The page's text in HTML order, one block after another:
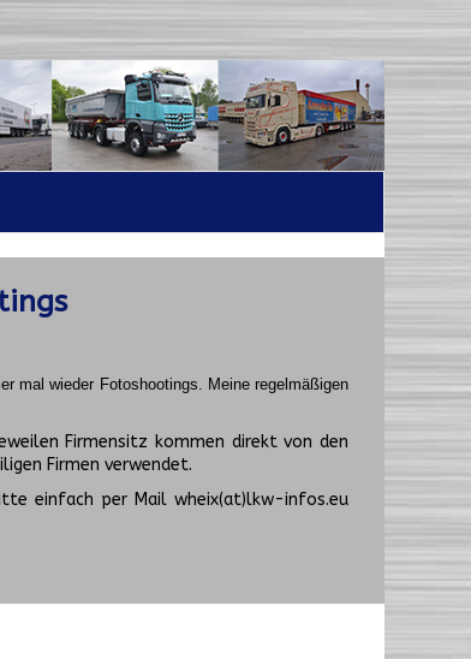
mal wieder Fotoshootings. Meine regelmäßigen
Firmensitz kommen direkt von den
Firmen verwendet.
einfach per Mail wheix(at)lkw-infos.eu